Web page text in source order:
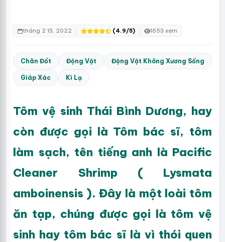
tháng 2 13, 2022 (4.9/5) 1653 xem
Chân Đốt Động Vật Động Vật Không Xương Sống
Giáp Xác Kì Lạ
Tôm vệ sinh Thái Bình Dương, hay
còn được gọi là Tôm bác sĩ, tôm
làm sạch, tên tiếng anh là Pacific
Cleaner Shrimp ( Lysmata
amboinensis ). Đây là một loài tôm
ăn tạp, chúng được gọi là tôm vệ
sinh hay tôm bác sĩ là vì thói quen